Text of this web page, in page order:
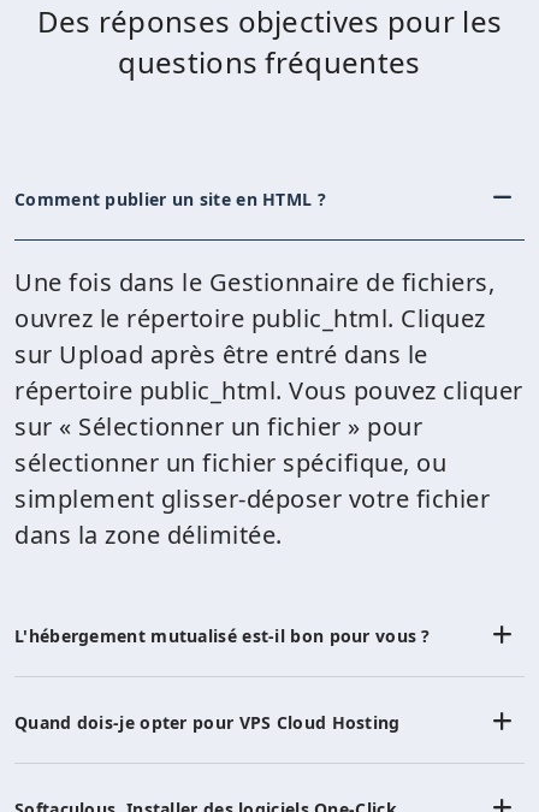
Des réponses objectives pour les
questions fréquentes
Comment publier un site en HTML ?
Une fois dans le Gestionnaire de fichiers,
ouvrez le répertoire public_html. Cliquez
sur Upload après être entré dans le
répertoire public_html. Vous pouvez cliquer
sur « Sélectionner un fichier » pour
sélectionner un fichier spécifique, ou
simplement glisser-déposer votre fichier
dans la zone délimitée.
L'hébergement mutualisé est-il bon pour vous ?
Quand dois-je opter pour VPS Cloud Hosting